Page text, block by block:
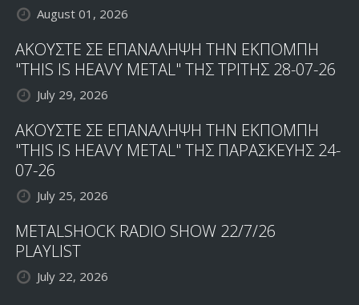
August 01, 2026
ΑΚΟΥΣΤΕ ΣΕ ΕΠΑΝΑΛΗΨΗ ΤΗΝ ΕΚΠΟΜΠΗ
"THIS IS HEAVY METAL" ΤΗΣ ΤΡΙΤΗΣ 28-07-26
July 29, 2026
ΑΚΟΥΣΤΕ ΣΕ ΕΠΑΝΑΛΗΨΗ ΤΗΝ ΕΚΠΟΜΠΗ
"THIS IS HEAVY METAL" ΤΗΣ ΠΑΡΑΣΚΕΥΗΣ 24-
07-26
July 25, 2026
METALSHOCK RADIO SHOW 22/7/26
PLAYLIST
July 22, 2026